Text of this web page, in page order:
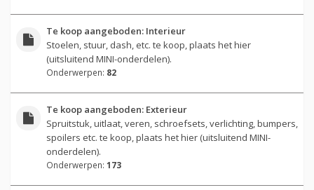
Te koop aangeboden: Interieur
Stoelen, stuur, dash, etc. te koop, plaats het hier
(uitsluitend MINI-onderdelen).
Onderwerpen: 82
Te koop aangeboden: Exterieur
Spruitstuk, uitlaat, veren, schroefsets, verlichting, bumpers,
spoilers etc. te koop, plaats het hier (uitsluitend MINI-
onderdelen).
Onderwerpen: 173